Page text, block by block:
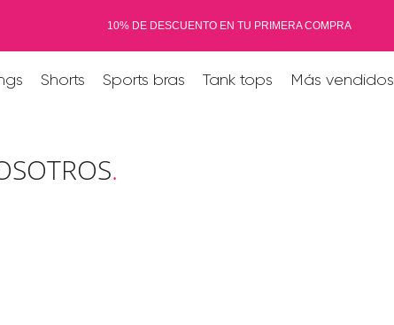
10% DE DESCUENTO EN TU PRIMERA COMPRA
Shorts Sports bras Tank tops Más vendidos
.